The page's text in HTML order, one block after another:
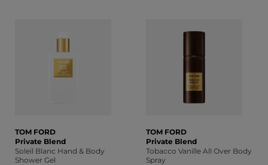
TOM FORD
Private Blend
Soleil Blanc Hand & Body
Shower Gel
TOM FORD
Private Blend
Tobacco Vanille All Over Body
Spray